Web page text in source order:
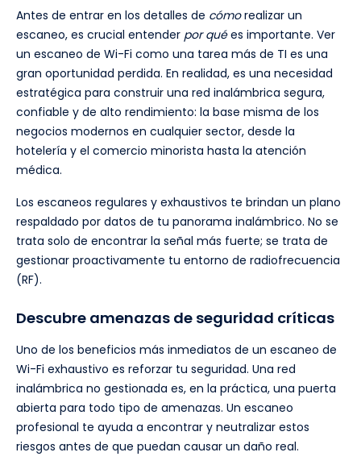
Antes de entrar en los detalles de cómorealizar un
escaneo, es crucial entender por quées importante. Ver
un escaneo de Wi-Fi como una tarea más de TI es una
gran oportunidad perdida. En realidad, es una necesidad
estratégica para construir una red inalámbrica segura,
confiable y de alto rendimiento: la base misma de los
negocios modernos en cualquier sector, desde la
hotelería y el comercio minorista hasta la atención
médica.
Los escaneos regulares y exhaustivos te brindan un plano
respaldado por datos de tu panorama inalámbrico. No se
trata solo de encontrar la señal más fuerte; se trata de
gestionar proactivamente tu entorno de radiofrecuencia
(RF).
Descubre amenazas de seguridad críticas
Uno de los beneficios más inmediatos de un escaneo de
Wi-Fi exhaustivo es reforzar tu seguridad. Una red
inalámbrica no gestionada es, en la práctica, una puerta
abierta para todo tipo de amenazas. Un escaneo
profesional te ayuda a encontrar y neutralizar estos
riesgos antes de que puedan causar un daño real.